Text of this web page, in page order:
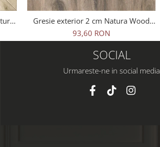
Gresie exterior 2 cm Natura Wood
Oak Outdoor maro, 0.73mp/cut
93,60 RON
SOCIAL
Urmareste-ne in social media